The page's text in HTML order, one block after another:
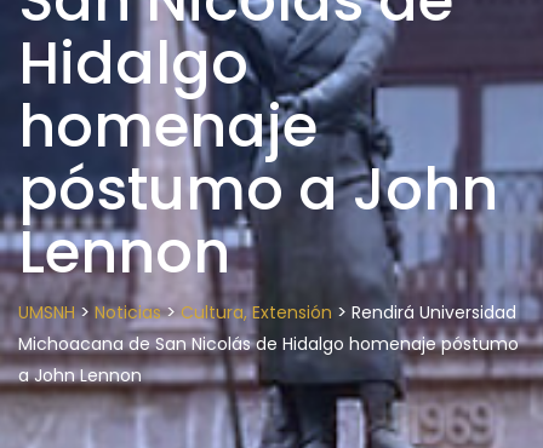
Hidalgo
homenaje
póstumo a John
Lennon
UMSNH> Noticias>Cultura, Extensión > Rendirá Universidad
Michoacana de San Nicolás de Hidalgo homenaje póstumo
a John Lennon